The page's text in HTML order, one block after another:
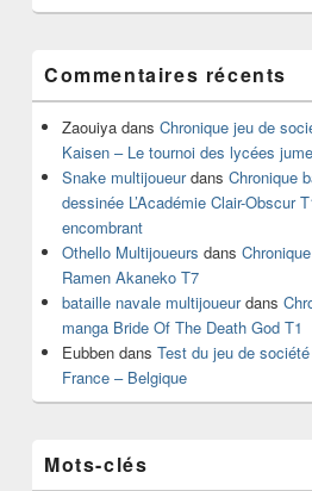
Commentaires récents
Zaouiya dans Chronique jeu de
Kaisen – Le tournoi des lycées
Snake multijoueurdans Chronique
dessinée L’Académie Clair-Obscur
encombrant
Othello Multijoueurs dans
Ramen Akaneko T7
bataille navale multijoueurdans
manga Bride Of The Death God T1
Eubben dans Test du jeu de
France – Belgique
Mots-clés